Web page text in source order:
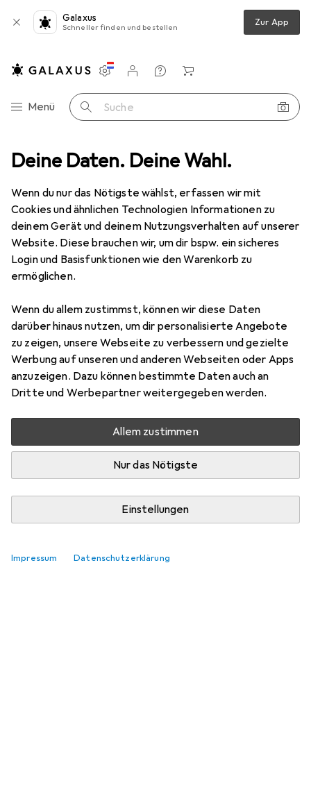
Deine Daten. Deine Wahl.
Wenn du nur das Nötigste wählst, erfassen wir mit
Cookies und ähnlichen Technologien Informationen zu
deinem Gerät und deinem Nutzungsverhalten auf unserer
Website. Diese brauchen wir, um dir bspw. ein sicheres
Login und Basisfunktionen wie den Warenkorb zu
ermöglichen.
Wenn du allem zustimmst, können wir diese Daten
darüber hinaus nutzen, um dir personalisierte Angebote
zu zeigen, unsere Webseite zu verbessern und gezielte
Werbung auf unseren und anderen Webseiten oder Apps
anzuzeigen. Dazu können bestimmte Daten auch an
Dritte und Werbepartner weitergegeben werden.
Allem zustimmen
Nur das Nötigste
Einstellungen
Impressum Datenschutzerklärung
Galaxus
Schneller finden und bestellen Zur App
Navigation nach Kategorien
Menü Suche
Einstellungen
Kundenkonto
Vergleichslisten
Merklisten
Warenkorb
Werkzeug + Werkstatt Elektrowerkzeug Sägen + Schneiden
Sägen + Schneiden
EntdeckenForum
Bestseller
Die besten günstigen Kettensägen